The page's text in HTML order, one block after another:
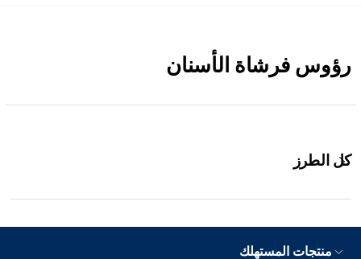
رؤوس فرشاة الأسنان
كل الطرز
منتجات المستهلك